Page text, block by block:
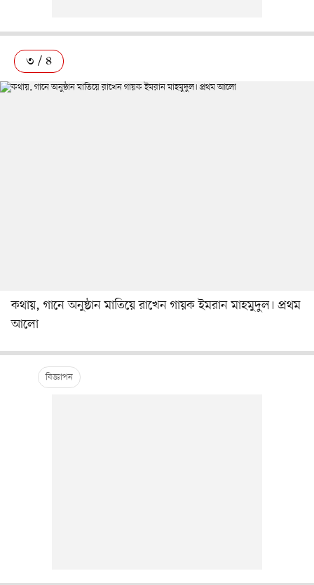
৩ / ৪
কথায়, গানে অনুষ্ঠান মাতিয়ে রাখেন গায়ক ইমরান মাহমুদুল। প্রথম
আলো